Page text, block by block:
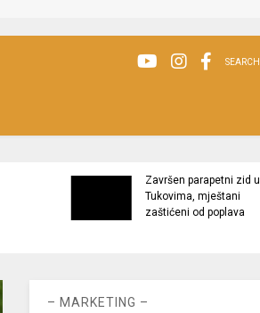
SEARCH
Završen parapetni zid u
Tukovima, mještani
zaštićeni od poplava
– MARKETING –